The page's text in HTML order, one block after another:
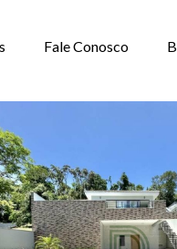
Fale Conosco